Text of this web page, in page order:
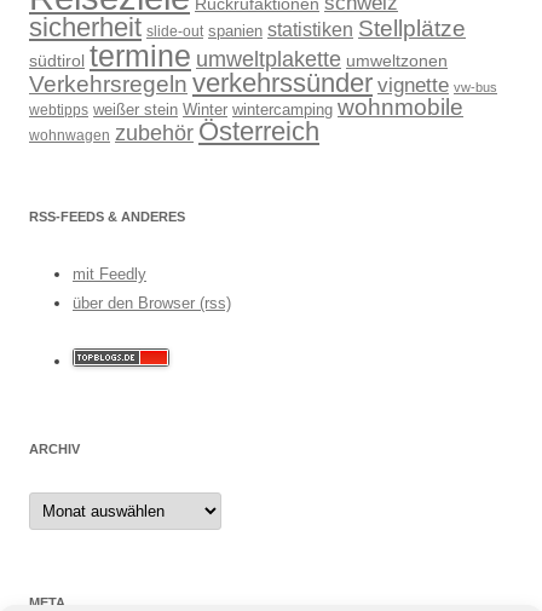
sicherheit slide-out spanien statistiken Stellplätze
südtirol termine umweltplakette umweltzonen
Verkehrsregeln verkehrssünder vignette vw-bus
webtipps weißer stein Winter wintercamping wohnmobile
wohnwagen zubehör Österreich
RSS-FEEDS & ANDERES
mit Feedly
über den Browser (rss)
ARCHIV
Archiv
META